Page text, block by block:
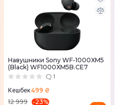
Навушники Sony WF-1000XM5
(Black) WF1000XM5B.CE7
1
Кешбек499 ₴
12 999
-23%